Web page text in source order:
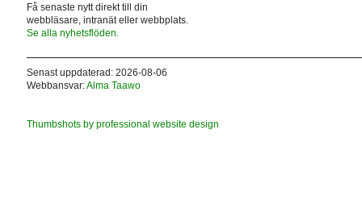
Få senaste nytt direkt till din
webbläsare, intranät eller webbplats.
Se alla nyhetsflöden.
Senast uppdaterad: 2026-08-06
Webbansvar:Alma Taawo
Thumbshots by professional website design